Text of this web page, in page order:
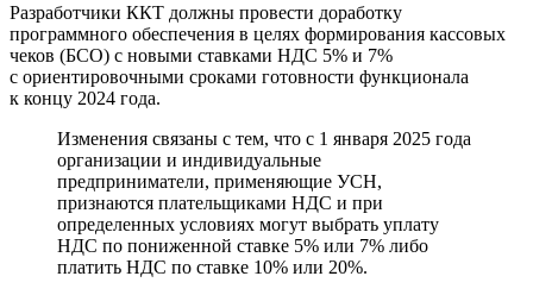
Разработчики ККТ должны провести доработку
программного обеспечения в целях формирования кассовых
чеков (БСО) с новыми ставками НДС 5% и 7%
с ориентировочными сроками готовности функционала
к концу 2024 года.
Изменения связаны с тем, что с 1 января 2025 года
организации и индивидуальные
предприниматели, применяющие УСН,
признаются плательщиками НДС и при
определенных условиях могут выбрать уплату
НДС по пониженной ставке 5% или 7% либо
платить НДС по ставке 10% или 20%.